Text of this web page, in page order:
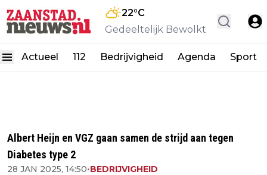
22°C
Gedeeltelijk Bewolkt
Actueel 112 Bedrijvigheid Agenda Sport
Albert Heijn en VGZ gaan samen de strijd aan tegen
Diabetes type 2
28 JAN 2025, 14:50•BEDRIJVIGHEID